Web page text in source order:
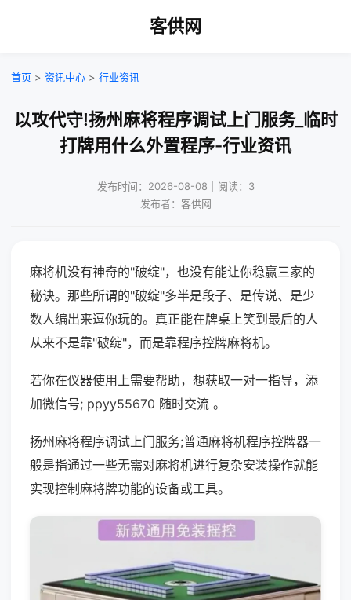
客供网
首页 > 资讯中心 > 行业资讯
以攻代守!扬州麻将程序调试上门服务_临时
打牌用什么外置程序-行业资讯
发布时间：2026-08-08｜阅读：3
发布者：客供网
麻将机没有神奇的"破绽"，也没有能让你稳赢三家的
秘诀。那些所谓的"破绽"多半是段子、是传说、是少
数人编出来逗你玩的。真正能在牌桌上笑到最后的人
从来不是靠"破绽"，而是靠程序控牌麻将机。
若你在仪器使用上需要帮助，想获取一对一指导，添
加微信号; ppyy55670 随时交流 。
扬州麻将程序调试上门服务;普通麻将机程序控牌器一
般是指通过一些无需对麻将机进行复杂安装操作就能
实现控制麻将牌功能的设备或工具。